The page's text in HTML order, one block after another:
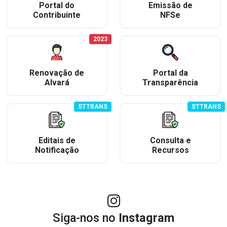
Portal do
Contribuinte
Emissão de
NFSe
Renovação de
Alvará
2023
Portal da
Transparência
Editais de
Notificação
STTRANS
Consulta e
Recursos
STTRANS
Siga-nos no Instagram